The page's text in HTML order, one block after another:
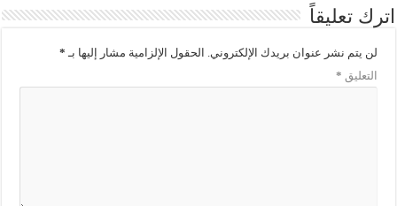
اترك تعليقاً
لن يتم نشر عنوان بريدك الإلكتروني. الحقول الإلزامية مشار إليها بـ *
التعليق *